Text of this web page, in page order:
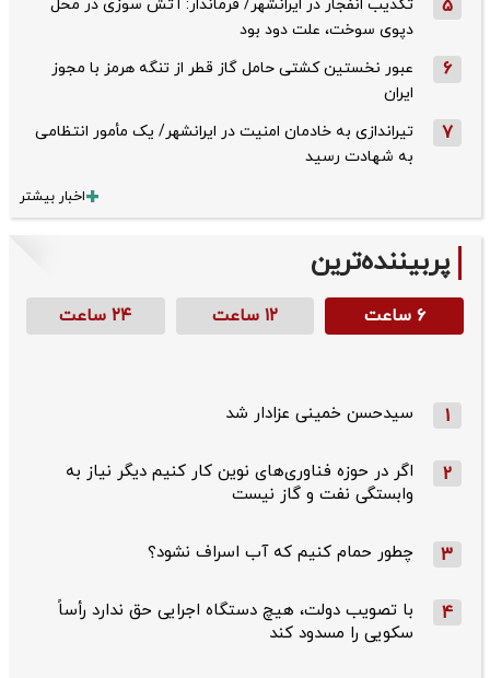
5
تکذیب ‌انفجار در ایرانشهر/ فرماندار: آتش سوزی در محل
دپوی سوخت، علت دود بود
6
عبور نخستین کشتی حامل گاز قطر از تنگه هرمز با مجوز
ایران
7
تیراندازی به خادمان امنیت در ایرانشهر/ یک مأمور انتظامی
به شهادت رسید
اخبار بیشتر
پربیننده‌ترین
۶ ساعت ۱۲ ساعت ۲۴ ساعت
1 سیدحسن خمینی عزادار شد
2
اگر در حوزه فناوری‌های نوین کار کنیم دیگر نیاز به
وابستگی نفت و گاز نیست
3 چطور حمام کنیم که آب اسراف نشود؟
4
با تصویب دولت، هیچ دستگاه اجرایی حق ندارد رأساً
سکویی را مسدود کند